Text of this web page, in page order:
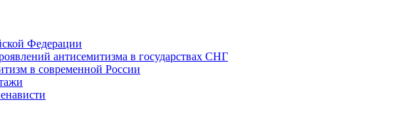
Федерации
антисемитизма в государствах СНГ
в современной России